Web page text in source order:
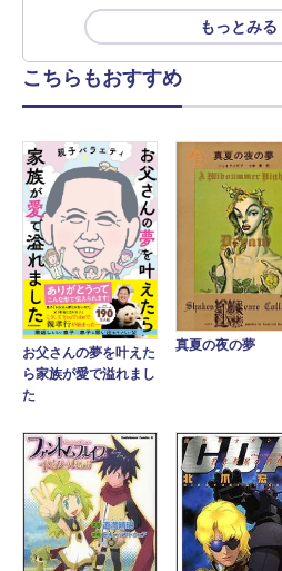
もっとみる
こちらもおすすめ
お父さんの夢を叶えた
ら家族が愛で溢れまし
た
真夏の夜の夢